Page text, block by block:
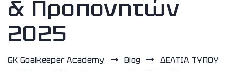
& Προπονητών
2025
GK Goalkeeper Academy Blog
ΔΕΛΤΙΑ ΤΥΠΟΥ